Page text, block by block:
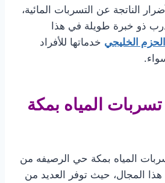
الناتجة عن التسربات المائية،
ذو خبرة طويلة في هذا
الخليجي خدماتها للأفراد
المياه بمكة
المياه بمكة حي الرصيفه من
المجال، حيث توفر العديد من